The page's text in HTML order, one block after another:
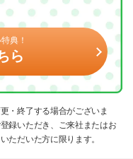
典！
ら
・終了する場合がございま
録いただき、ご来社またはお
ただいた方に限ります。